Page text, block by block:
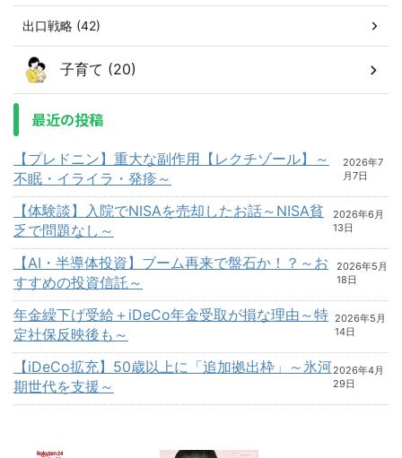
出口戦略 (42)
子育て (20)
最近の投稿
【プレドニン】重大な副作用【レクチゾール】～
不眠・イライラ・発疹～
2026年7
月7日
【体験談】入院でNISAを売却したお話～NISA貧
乏で問題なし～
2026年6月
13日
【AI・半導体投資】ブーム再来で盤石か！？～お
すすめの投資信託～
2026年5月
18日
年金繰下げ受給＋iDeCo年金受取が損な理由～特
定社保反映後も～
2026年5月
14日
【iDeCo拡充】50歳以上に「追加拠出枠」～氷河
期世代を支援～
2026年4月
29日